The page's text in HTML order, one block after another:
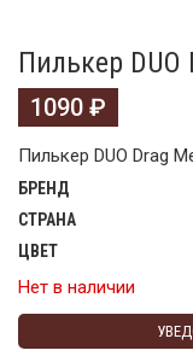
Пилькер
1090 ₽
Пилькер DUO Drag
БРЕНД
СТРАНА
ЦВЕТ
Нет в наличии